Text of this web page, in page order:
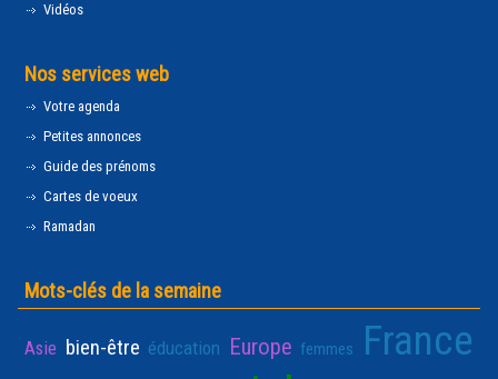
Vidéos
Nos services web
Votre agenda
Petites annonces
Guide des prénoms
Cartes de voeux
Ramadan
Mots-clés de la semaine
Asie bien-être éducation Europe femmes France